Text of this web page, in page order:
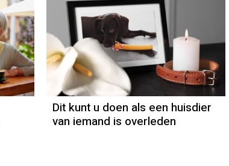
Dit kunt u doen als een huisdier
van iemand is overleden